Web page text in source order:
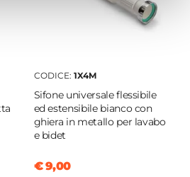
WC
CODICE: 1X4M
Sifone universale flessibile
ed estensibile bianco con
ghiera in metallo per lavabo
e bidet
€ 9,00